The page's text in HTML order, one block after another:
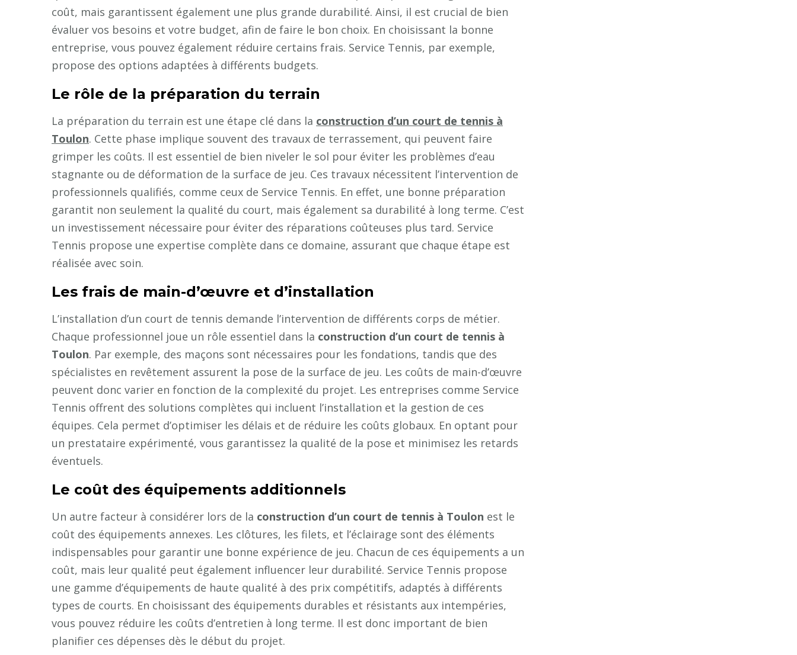
court
de
tennis
coût, mais garantissent également une plus grande durabilité. Ainsi, il est crucial de bien
évaluer vos besoins et votre budget, afin de faire le bon choix. En choisissant la bonne
entreprise, vous pouvez également réduire certains frais. Service Tennis, par exemple,
propose des options adaptées à différents budgets.
Le rôle de la préparation du terrain
La préparation du terrain est une étape clé dans la construction d’un court de tennis à
Toulon. Cette phase implique souvent des travaux de terrassement, qui peuvent faire
grimper les coûts. Il est essentiel de bien niveler le sol pour éviter les problèmes d’eau
stagnante ou de déformation de la surface de jeu. Ces travaux nécessitent l’intervention de
professionnels qualifiés, comme ceux de Service Tennis. En effet, une bonne préparation
garantit non seulement la qualité du court, mais également sa durabilité à long terme. C’est
un investissement nécessaire pour éviter des réparations coûteuses plus tard. Service
Tennis propose une expertise complète dans ce domaine, assurant que chaque étape est
réalisée avec soin.
Les frais de main-d’œuvre et d’installation
L’installation d’un court de tennis demande l’intervention de différents corps de métier.
Chaque professionnel joue un rôle essentiel dans la construction d’un court de tennis à
Toulon. Par exemple, des maçons sont nécessaires pour les fondations, tandis que des
spécialistes en revêtement assurent la pose de la surface de jeu. Les coûts de main-d’œuvre
peuvent donc varier en fonction de la complexité du projet. Les entreprises comme Service
Tennis offrent des solutions complètes qui incluent l’installation et la gestion de ces
équipes. Cela permet d’optimiser les délais et de réduire les coûts globaux. En optant pour
un prestataire expérimenté, vous garantissez la qualité de la pose et minimisez les retards
éventuels.
Le coût des équipements additionnels
Un autre facteur à considérer lors de la construction d’un court de tennis à Toulon est le
coût des équipements annexes. Les clôtures, les filets, et l’éclairage sont des éléments
indispensables pour garantir une bonne expérience de jeu. Chacun de ces équipements a un
coût, mais leur qualité peut également influencer leur durabilité. Service Tennis propose
une gamme d’équipements de haute qualité à des prix compétitifs, adaptés à différents
types de courts. En choisissant des équipements durables et résistants aux intempéries,
vous pouvez réduire les coûts d’entretien à long terme. Il est donc important de bien
planifier ces dépenses dès le début du projet.